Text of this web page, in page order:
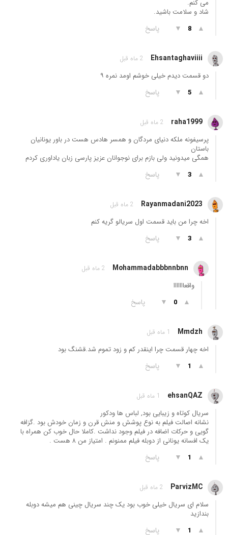
می کنم.
شاد و سلامت باشید.
▲
8
▼ پاسخ
Ehsantaghaviiii 2 ماه قبل
دو قسمت دیدم خیلی خوشم اومد نمره ۹
▲
5
▼ پاسخ
raha1999 2 ماه قبل
پرسیفونه ملکه دنیای مردگان و همسر هادس هست در باور یونانیان
باستان
همگی میدونید ولی بازم برای نوجوانان عزیز پارسی زبان یاداوری کردم
▲
3
▼ پاسخ
Rayanmadani2023 2 ماه قبل
اخه چرا من باید قسمت اول سریالو گریه کنم
▲
3
▼ پاسخ
Mohammadabbbnnbnn 2 ماه قبل
واقعااااااا
▲
0
▼ پاسخ
Mmdzh 1 ماه قبل
اخه چهار قسمت چرا اینقدر کم و زود تموم شد.قشنگ بود
▲
1
▼ پاسخ
ehsanQAZ 1 ماه قبل
سریال کوتاه و زیبایی بود, لباس ها ودکور
نشانه اصالت فیلم به نوع پوشش و منش قرن و زمان خودش بود .گزافه
گویی و حرکات اضافه در فیلم وجود نداشت .کاملا حال خوب کن همراه با
یک افسانه یونانی از دوبله فیلم ممنونم . امتیاز من ۸ هست .
▲
1
▼ پاسخ
ParvizMC 2 ماه قبل
سلام ای سریال خیلی خوب بود یک چند سریال چینی هم میشه دوبله
بندازید
▲
1
▼ پاسخ